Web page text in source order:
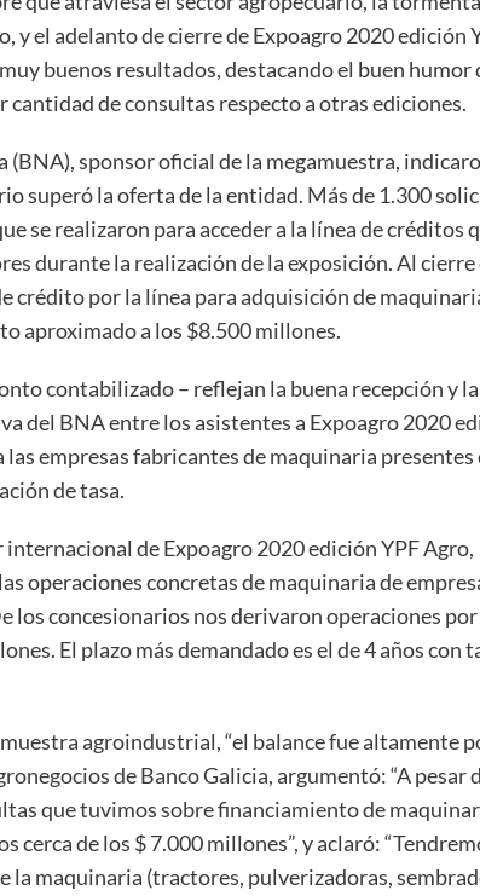
y el adelanto de cierre de Expoagro 2020 edición
buenos resultados, destacando el buen humor
de consultas respecto a otras ediciones.
(BNA), sponsor oficial de la megamuestra,
superó la oferta de la entidad. Más de 1.300
se realizaron para acceder a la línea de créditos
durante la realización de la exposición. Al cierre
crédito por la línea para adquisición de
aproximado a los $8.500 millones.
contabilizado – reflejan la buena recepción y la
del BNA entre los asistentes a Expoagro 2020
las empresas fabricantes de maquinaria presentes
de tasa.
de Expoagro 2020 edición YPF Agro,
operaciones concretas de maquinaria de
los concesionarios nos derivaron operaciones
El plazo más demandado es el de 4 años con
agroindustrial, “el balance fue altamente
de Banco Galicia, argumentó: “A pesar
que tuvimos sobre financiamiento de
de los $ 7.000 millones”, y aclaró:
la maquinaria (tractores, pulverizadoras,